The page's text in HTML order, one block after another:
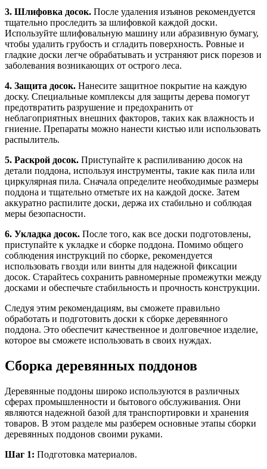
3. Шлифовка досок. После удаления изъянов рекомендуется
тщательно проследить за шлифовкой каждой доски.
Используйте шлифовальную машину или абразивную бумагу,
чтобы удалить грубость и сгладить поверхность. Ровные и
гладкие доски легче обрабатывать и устраняют риск порезов и
заболевания возникающих от острого леса.
4. Защита досок. Нанесите защитное покрытие на каждую
доску. Специальные комплексы для защиты дерева помогут
предотвратить разрушение и предохранить от
неблагоприятных внешних факторов, таких как влажность и
гниение. Препараты можно нанести кистью или использовать
распылитель.
5. Раскрой досок. Приступайте к распиливанию досок на
детали поддона, используя инструменты, такие как пила или
циркулярная пила. Сначала определите необходимые размеры
поддона и тщательно отметьте их на каждой доске. Затем
аккуратно распилите доски, держа их стабильно и соблюдая
меры безопасности.
6. Укладка досок. После того, как все доски подготовлены,
приступайте к укладке и сборке поддона. Помимо общего
соблюдения инструкций по сборке, рекомендуется
использовать гвозди или винты для надежной фиксации
досок. Старайтесь сохранить равномерные промежутки между
досками и обеспечьте стабильность и прочность конструкции.
Следуя этим рекомендациям, вы сможете правильно
обработать и подготовить доски к сборке деревянного
поддона. Это обеспечит качественное и долговечное изделие,
которое вы сможете использовать в своих нуждах.
Сборка деревянных поддонов
Деревянные поддоны широко используются в различных
сферах промышленности и бытового обслуживания. Они
являются надежной базой для транспортировки и хранения
товаров. В этом разделе мы разберем основные этапы сборки
деревянных поддонов своими руками.
Шаг 1: Подготовка материалов.